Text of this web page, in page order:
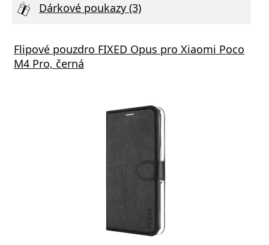
Dárkové poukazy (3)
Flipové pouzdro FIXED Opus pro Xiaomi Poco
M4 Pro, černá